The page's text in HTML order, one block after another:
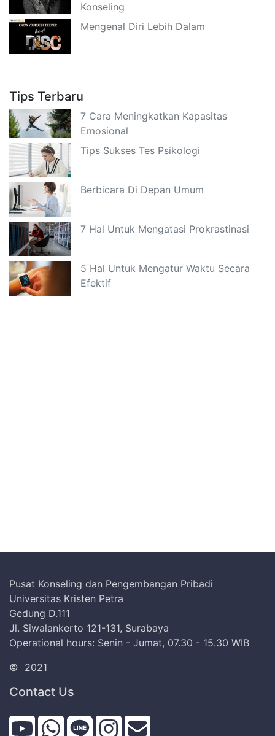
Konseling
Mengenal Diri Lebih Dalam
Tips Terbaru
7 Cara Meningkatkan Kapasitas
Emosional
Tips Sukses Tes Psikologi
Berbicara Di Depan Umum
7 Hal Untuk Mengatasi Prokrastinasi
5 Hal Untuk Mengatur Waktu Secara
Efektif
Pusat Konseling dan Pengembangan Pribadi
Universitas Kristen Petra
Gedung D.111
Jl. Siwalankerto 121-131, Surabaya
Operational hours: Senin - Jumat, 07.30 - 15.30 WIB
© 2021
Contact Us